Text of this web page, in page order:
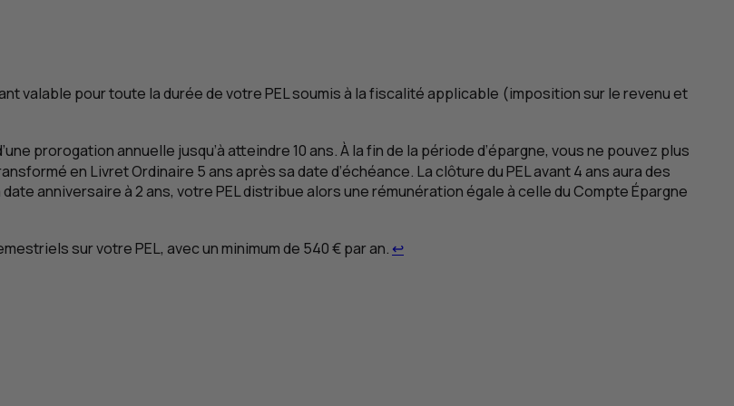
valable pour toute la durée de votrePELsoumis à la fiscalité applicable (imposition sur le revenu et
1
prorogation annuelle jusqu’à atteindre 10 ans. À la fin de la période d’épargne, vous ne pouvez plus
en Livret Ordinaire 5 ans après sa date d’échéance. La clôture duPELavant 4 ans aura des
anniversaire à 2 ans, votrePELdistribue alors une rémunération égale à celle du Compte Épargne
sur votrePEL, avec un minimum de 540 € par an. ↩Retour au renvoi 3